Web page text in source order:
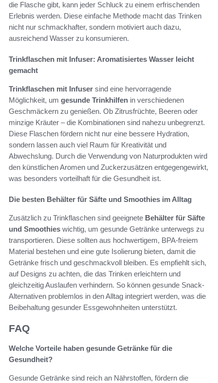
die Flasche gibt, kann jeder Schluck zu einem erfrischenden
Erlebnis werden. Diese einfache Methode macht das Trinken
nicht nur schmackhafter, sondern motiviert auch dazu,
ausreichend Wasser zu konsumieren.
Trinkflaschen mit Infuser: Aromatisiertes Wasser leicht
gemacht
Trinkflaschen mit Infuser sind eine hervorragende
Möglichkeit, um gesunde Trinkhilfen in verschiedenen
Geschmäckern zu genießen. Ob Zitrusfrüchte, Beeren oder
minzige Kräuter – die Kombinationen sind nahezu unbegrenzt.
Diese Flaschen fördern nicht nur eine bessere Hydration,
sondern lassen auch viel Raum für Kreativität und
Abwechslung. Durch die Verwendung von Naturprodukten wird
den künstlichen Aromen und Zuckerzusätzen entgegengewirkt,
was besonders vorteilhaft für die Gesundheit ist.
Die besten Behälter für Säfte und Smoothies im Alltag
Zusätzlich zu Trinkflaschen sind geeignete Behälter für Säfte
und Smoothies wichtig, um gesunde Getränke unterwegs zu
transportieren. Diese sollten aus hochwertigem, BPA-freiem
Material bestehen und eine gute Isolierung bieten, damit die
Getränke frisch und geschmackvoll bleiben. Es empfiehlt sich,
auf Designs zu achten, die das Trinken erleichtern und
gleichzeitig Auslaufen verhindern. So können gesunde Snack-
Alternativen problemlos in den Alltag integriert werden, was die
Beibehaltung gesunder Essgewohnheiten unterstützt.
FAQ
Welche Vorteile haben gesunde Getränke für die
Gesundheit?
Gesunde Getränke sind reich an Nährstoffen, fördern die